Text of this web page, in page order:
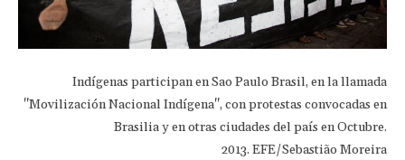
Indígenas participan en Sao Paulo Brasil, en la llamada
"Movilización Nacional Indígena", con protestas convocadas en
Brasilia y en otras ciudades del país en Octubre.
2013. EFE/Sebastião Moreira